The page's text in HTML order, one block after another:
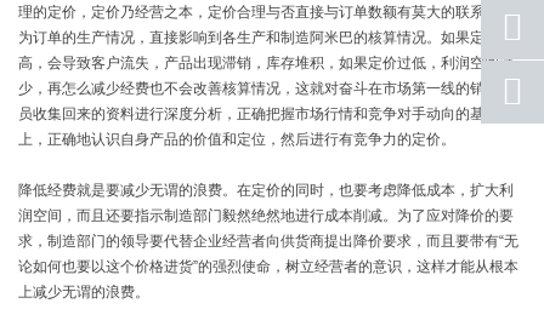
理的定价，定价乃经营之本，定价合理与否直接与订单数额有莫大的联系，因
为订单的生产情况，直接影响到各生产和制造阿米巴的核算情况。如果定价过
高，会导致客户流失，产品出现滞销，库存堆积，如果定价过低，利润空间过
少，再怎么减少经费也不会改善核算情况，这就对奋斗在市场第一线的销售人
员收集回来的资料进行深度分析，正确把握市场行情和竞争对手动向的基础
上，正确地认识自身产品的价值和定位，然后进行有竞争力的定价。
降低经费就是要减少无谓的浪费。在定价的同时，也要考虑降低成本，扩大利
润空间，而且还要指示制造部门毅然绝然地进行成本削减。为了应对降价的要
求，制造部门的领导要代替企业经营者向供货商提出降价要求，而且要带有“无
论如何也要以这个价格进货”的强烈使命，树立经营者的意识，这样才能从根本
上减少无谓的浪费。
手机
号码
qq
联系